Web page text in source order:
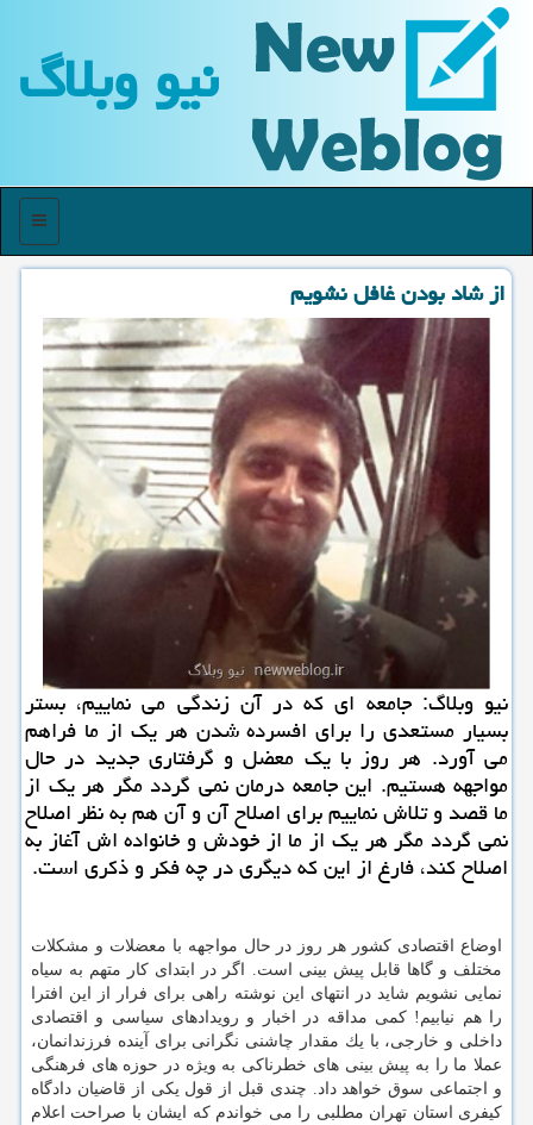
نیو وبلاگ
منو
از شاد بودن غافل نشویم
نیو وبلاگ: جامعه ای كه در آن زندگی می نماییم، بستر
بسیار مستعدی را برای افسرده شدن هر یك از ما فراهم
می آورد. هر روز با یك معضل و گرفتاری جدید در حال
مواجهه هستیم. این جامعه درمان نمی گردد مگر هر یك از
ما قصد و تلاش نماییم برای اصلاح آن و آن هم به نظر اصلاح
نمی گردد مگر هر یك از ما از خودش و خانواده اش آغاز به
اصلاح كند، فارغ از این كه دیگری در چه فكر و ذكری است.
اوضاع اقتصادی كشور هر روز در حال مواجهه با معضلات و مشكلات
مختلف و گاها قابل پیش بینی است. اگر در ابتدای كار متهم به سیاه
نمایی نشویم شاید در انتهای این نوشته راهی برای فرار از این افترا
را هم نیابیم! كمی مداقه در اخبار و رویدادهای سیاسی و اقتصادی
داخلی و خارجی، با یك مقدار چاشنی نگرانی برای آینده فرزندانمان،
عملا ما را به پیش بینی های خطرناكی به ویژه در حوزه های فرهنگی
و اجتماعی سوق خواهد داد. چندی قبل از قول یكی از قاضیان دادگاه
كیفری استان تهران مطلبی را می خواندم كه ایشان با صراحت اعلام